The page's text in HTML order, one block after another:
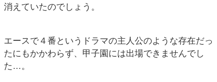
消えていたのでしょう。
エースで４番というドラマの主人公のような存在だっ
たにもかかわらず、甲子園には出場できませんでし
た…。